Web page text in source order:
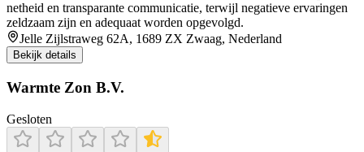
netheid en transparante communicatie, terwijl negatieve ervaringen
zeldzaam zijn en adequaat worden opgevolgd.
Jelle Zijlstraweg 62A, 1689 ZX Zwaag, Nederland
Bekijk details
Warmte Zon B.V.
Gesloten